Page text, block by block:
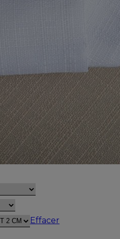
Effacer